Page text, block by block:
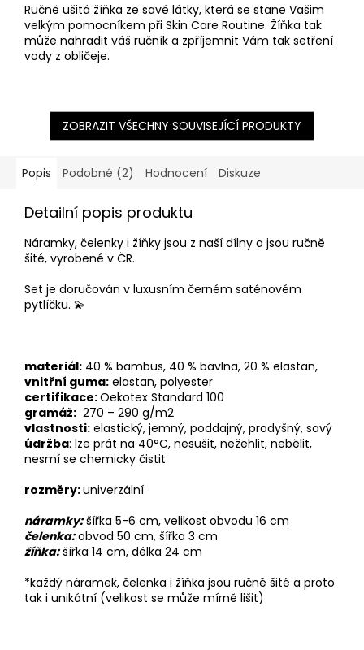
Ručně ušitá žíňka ze savé látky, která se stane Vašim
velkým pomocníkem při Skin Care Routine. Žíňka tak
může nahradit váš ručník a zpříjemnit Vám tak setření
vody z obličeje.
ZOBRAZIT VŠECHNY SOUVISEJÍCÍ PRODUKTY
Popis Podobné (2) Hodnocení Diskuze
Detailní popis produktu
Náramky, čelenky i žíňky jsou z naší dílny a jsou ručně
šité, vyrobené v ČR.
Set je doručován v luxusním černém saténovém
pytlíčku. 💫
materiál: 40 % bambus, 40 % bavlna, 20 % elastan,
vnitřní guma: elastan, polyester
certifikace:Oekotex Standard 100
gramáž: 270 – 290 g/m2
vlastnosti: elastický, jemný, poddajný, prodyšný, savý
údržba: lze prát na 40°C, nesušit, nežehlit, nebělit,
nesmí se chemicky čistit
rozměry:univerzální
náramky:šířka 5-6 cm, velikost obvodu 16 cm
čelenka:obvod 50 cm, šířka 3 cm
žíňka:šířka 14 cm, délka 24 cm
*každý náramek, čelenka i žíňka jsou ručně šité a proto
tak i unikátní (velikost se může mírně lišit)